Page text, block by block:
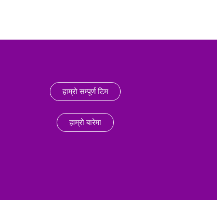
हाम्रो सम्पूर्ण टिम
हाम्रो बारेमा